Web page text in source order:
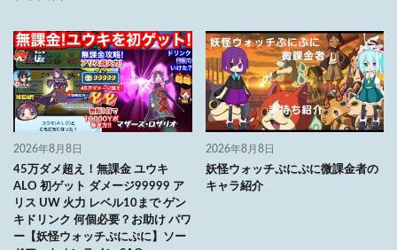
2026年8月8日
45万ダメ超え！無課金 ユウキ
ALO 初ゲット ダメージ99999 ア
リス UW 火力 レベル10まで ゲン
キドリンク 何個必要？お助け パワ
ー【妖怪ウォッチぷにぷに】ソー
2026年8月8日
妖怪ウォッチぷにぷに微課金者の
キャラ紹介